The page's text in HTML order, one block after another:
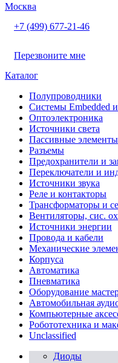
Москва
+7 (499) 677-21-46
Перезвоните мне
Каталог
Полупроводники
Системы Embedded
Oптоэлектроника
Источники света
Пассивные элементы
Разъeмы
Предохранители и
Переключатели и
Источники звука
Реле и контакторы
Трансформаторы и
Вентиляторы, сис.
Источники энергии
Провода и кабели
Механические
Корпуса
Автоматика
Пневматика
Оборудование
Автомобильная
Компьютерные
Робототехника и
Unclassified
Диоды